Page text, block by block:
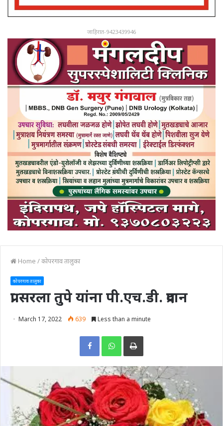
जाहिरात-9423439946
Home /कोपरगाव तालुका
कोपरगाव तालुका
प्रा.सरला तुपे यांना पी.एच.डी. प्रदान
March 17, 2022 639 Less than a minute
Print